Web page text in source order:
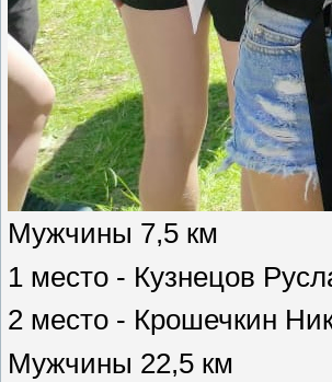
Мужчины 7,5 км
1 место - Кузнецов
2 место - Крошечкин
Мужчины 22,5 км